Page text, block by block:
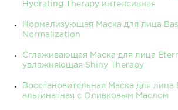
Hydrating Therapy интенсивная
Нормализующая Маска для лица
Normalization
Сглаживающая Маска для лица
увлажняющая Shiny Therapy
Восстановительная Маска для лица
альгинатная с Оливковым Маслом